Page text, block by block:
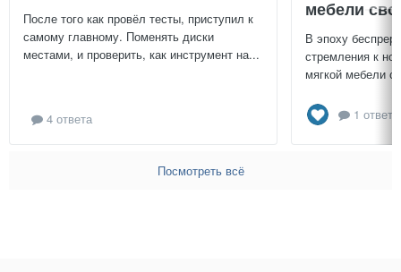
После того как провёл тесты, приступил к
самому главному. Поменять диски
местами, и проверить, как инструмент на...
4 ответа
мебели
В эпоху
стремления к
мягкой мебели
1 ответ
Посмотреть всё